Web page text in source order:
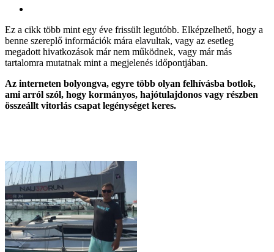
Ez a cikk több mint egy éve frissült legutóbb. Elképzelhető, hogy a
benne szereplő információk mára elavultak, vagy az esetleg
megadott hivatkozások már nem működnek, vagy már más
tartalomra mutatnak mint a megjelenés időpontjában.
Az interneten bolyongva, egyre több olyan felhívásba botlok,
ami arról szól, hogy kormányos, hajótulajdonos vagy részben
összeállt vitorlás csapat legénységet keres.